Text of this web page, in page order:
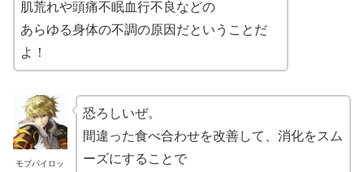
肌荒れや頭痛不眠血行不良などの
あらゆる身体の不調の原因だということだ
よ！
モブパイロッ
恐ろしいぜ。
間違った食べ合わせを改善して、消化をスム
ーズにすることで